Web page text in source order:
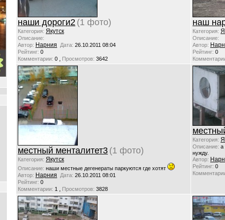
наши дороги2 (1 фото)
Категория: Якутск
Описание:
Автор: Нарния Дата: 26.10.2011 08:04
Рейтинг: 0
Комментарии: 0 , Просмотров: 3642
наш
Категория:
Описание:
Автор:
Рейтинг: 0
местный менталитет3 (1 фото)
Категория: Якутск
Описание: наши местные дегенераты паркуются где хотят
Автор: Нарния Дата: 26.10.2011 08:01
Рейтинг: 0
Комментарии: 1 , Просмотров: 3828
Категория:
Описание: а
нужду.
Автор:
Рейтинг: 0